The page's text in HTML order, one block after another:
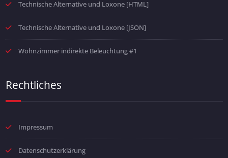
Technische Alternative und Loxone [HTML]
Technische Alternative und Loxone [JSON]
Wohnzimmer indirekte Beleuchtung #1
Rechtliches
Impressum
Datenschutzerklärung